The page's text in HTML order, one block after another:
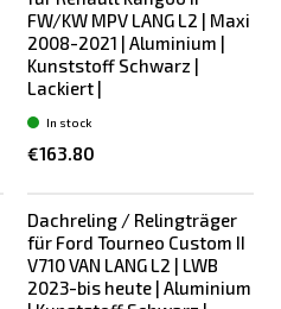
FW/KW MPV LANG L2 | Maxi
2008-2021 | Aluminium |
Kunststoff Schwarz |
Lackiert |
€163.80
In stock
Dachreling / Relingträger
für Ford Tourneo Custom II
V710 VAN LANG L2 | LWB
2023-bis heute | Aluminium